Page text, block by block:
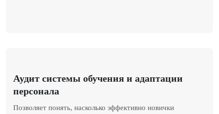
Аудит системы обучения и адаптации
персонала
Позволяет понять, насколько эффективно новички